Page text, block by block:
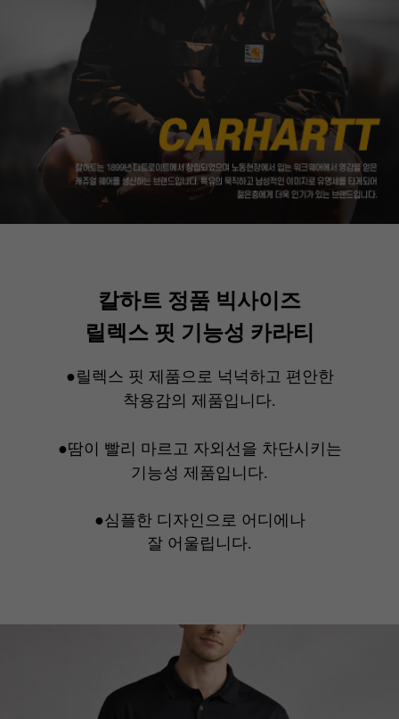
칼하트 정품 빅사이즈
릴렉스 핏 기능성 카라티
●릴렉스 핏 제품으로 넉넉하고 편안한
착용감의 제품입니다.
●땀이 빨리 마르고 자외선을 차단시키는
기능성 제품입니다.
●심플한 디자인으로 어디에나
잘 어울립니다.